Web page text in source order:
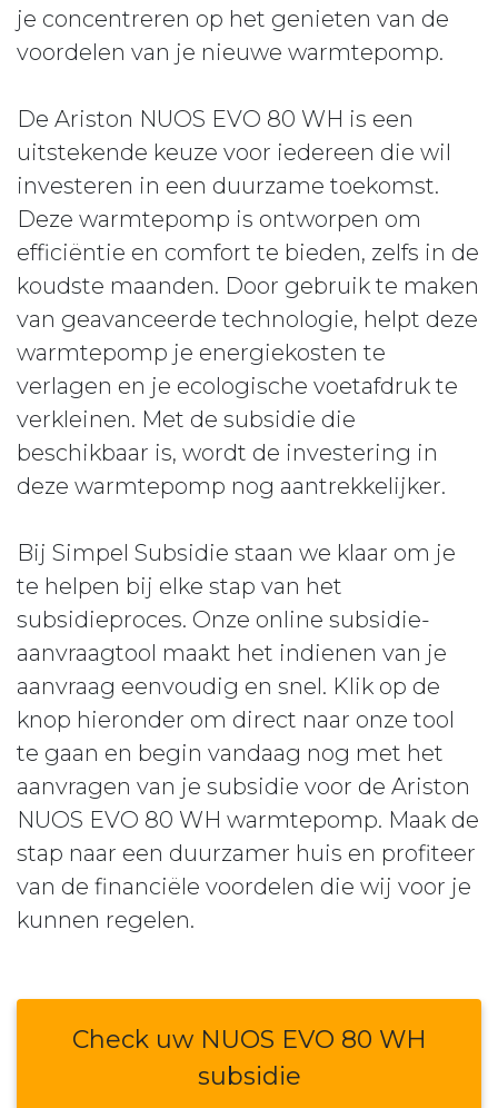
je concentreren op het genieten van de
voordelen van je nieuwe warmtepomp.
De Ariston NUOS EVO 80 WH is een
uitstekende keuze voor iedereen die wil
investeren in een duurzame toekomst.
Deze warmtepomp is ontworpen om
efficiëntie en comfort te bieden, zelfs in de
koudste maanden. Door gebruik te maken
van geavanceerde technologie, helpt deze
warmtepomp je energiekosten te
verlagen en je ecologische voetafdruk te
verkleinen. Met de subsidie die
beschikbaar is, wordt de investering in
deze warmtepomp nog aantrekkelijker.
Bij Simpel Subsidie staan we klaar om je
te helpen bij elke stap van het
subsidieproces. Onze online subsidie-
aanvraagtool maakt het indienen van je
aanvraag eenvoudig en snel. Klik op de
knop hieronder om direct naar onze tool
te gaan en begin vandaag nog met het
aanvragen van je subsidie voor de Ariston
NUOS EVO 80 WH warmtepomp. Maak de
stap naar een duurzamer huis en profiteer
van de financiële voordelen die wij voor je
kunnen regelen.
Check uw NUOS EVO 80 WH
subsidie